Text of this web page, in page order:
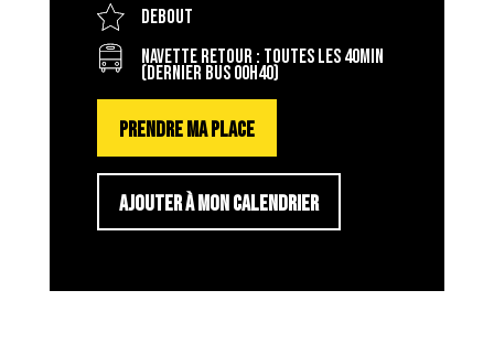
Debout
Navette retour : toutes les 40min
(dernier bus 00h40)
PRENDRE MA PLACE
AJOUTER À MON CALENDRIER